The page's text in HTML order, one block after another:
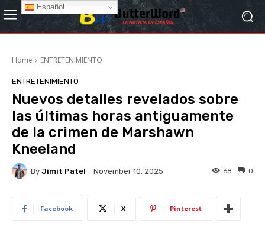
Home ENTRETENIMIENTO
ENTRETENIMIENTO
Nuevos detalles revelados sobre
las últimas horas antiguamente
de la crimen de Marshawn
Kneeland
By Jimit Patel November 10, 2025 0
68
Facebook X Pinterest
Español